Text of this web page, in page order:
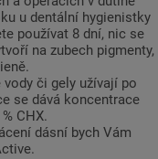
u dentální hygienistky
používat 8 dní, nic se
na zubech pigmenty,
či gely užívají po
se dává koncentrace
CHX.
dásní bych Vám